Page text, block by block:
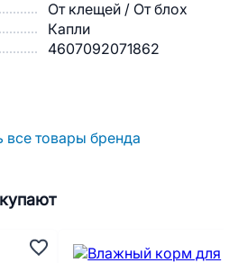
От клещей / От блох
Капли
4607092071862
все товары бренда